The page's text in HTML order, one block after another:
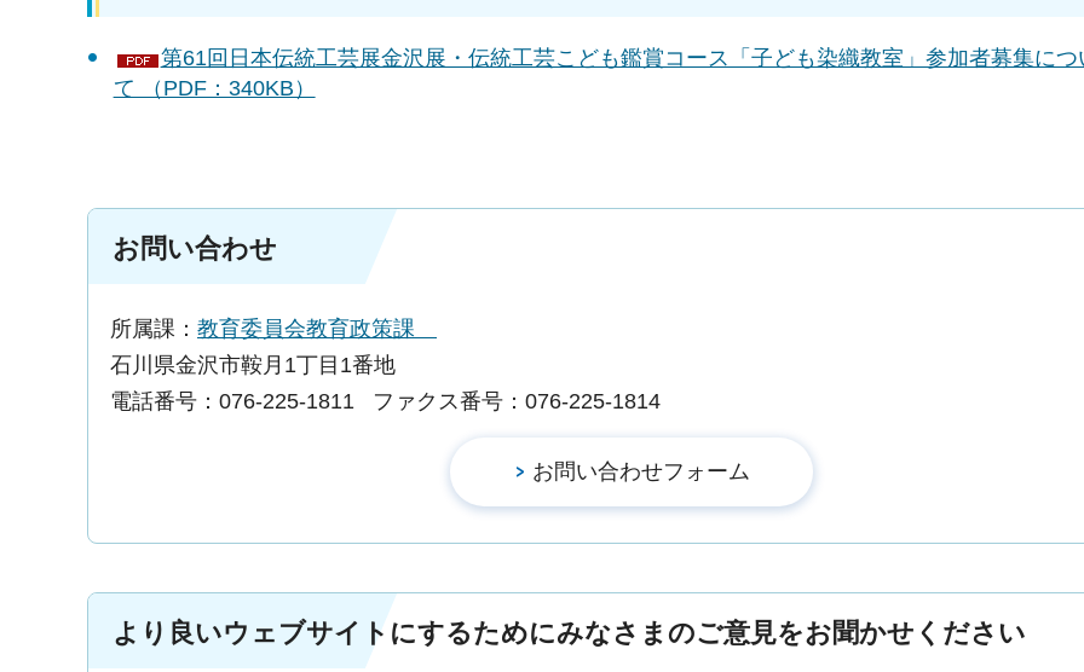
第61回日本伝統工芸展金沢展・伝統工芸こども鑑賞コース「子ども染織教室」参加者募集につ
て （PDF：340KB）
お問い合わせ
所属課： 教育委員会教育政策課
石川県金沢市鞍月1丁目1番地
電話番号：076-225-1811
ファクス番号：076-225-1814
より良いウェブサイトにするためにみなさまのご意見をお聞かせください